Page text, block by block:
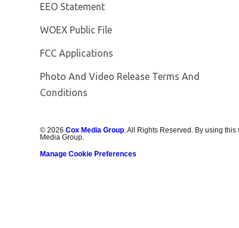
EEO Statement
WOEX Public File
FCC Applications
Photo And Video Release Terms And
Conditions
©2026 Cox Media Group . All Rights Reserved. By using
Media Group.
Manage Cookie Preferences